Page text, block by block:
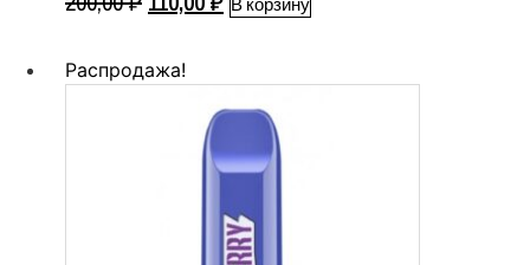
составляла
200,00 ₽.
Распродажа!